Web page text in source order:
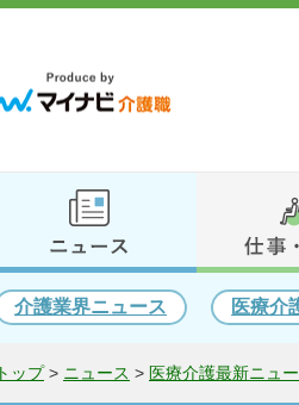
介護業界ニュース 医療介
トップ> ニュース > 医療介護最新ニュ